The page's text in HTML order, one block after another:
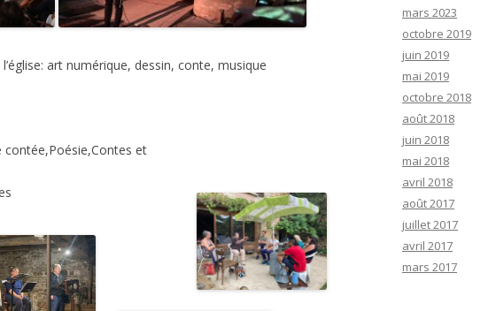
art numérique, dessin, conte, musique
contée,Poésie,Contes et
mars 2023
octobre 2019
juin 2019
mai 2019
octobre 2018
août 2018
juin 2018
mai 2018
avril 2018
août 2017
juillet 2017
avril 2017
mars 2017